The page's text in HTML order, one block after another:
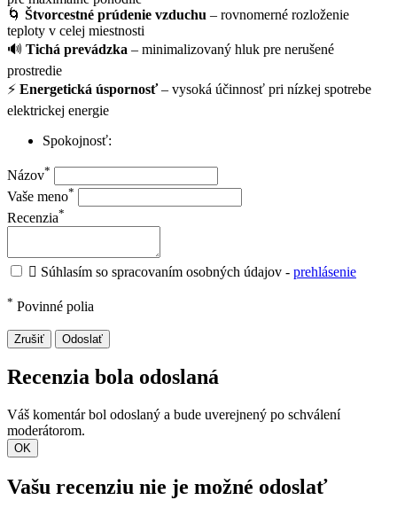
🌀 Štvorcestné prúdenie vzduchu – rovnomerné rozloženie
teploty v celej miestnosti
🔊 Tichá prevádzka – minimalizovaný hluk pre nerušené
prostredie
⚡ Energetická úspornosť– vysoká účinnosť pri nízkej spotrebe
elektrickej energie
Spokojnosť:
Názov*
Vaše meno*
Recenzia*
 Súhlasím so spracovaním osobných údajov - prehlásenie
* Povinné polia
Zrušiť Odoslať
Recenzia bola odoslaná
Váš komentár bol odoslaný a bude uverejnený po schválení
moderátorom.
OK
Vašu recenziu nie je možné odoslať